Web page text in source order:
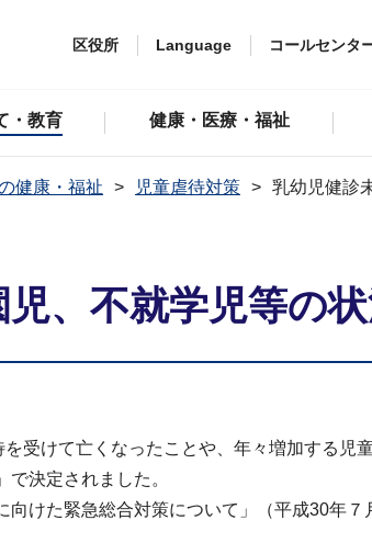
区役所 Language コールセンタ
・教育 健康・医療・福祉
健康・福祉 児童虐待対策 乳幼児健診
、不就学児等の
受けて亡くなったことや、年々増加する児
決定されました。
けた緊急総合対策について」（平成30年